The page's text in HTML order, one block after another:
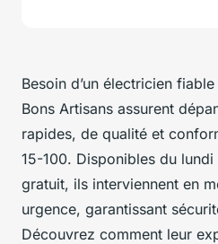
Besoin d’un électricien
Bons Artisans assurent
rapides, de qualité et
15-100. Disponibles du
gratuit, ils interviennent en
urgence, garantissant
Découvrez comment leur